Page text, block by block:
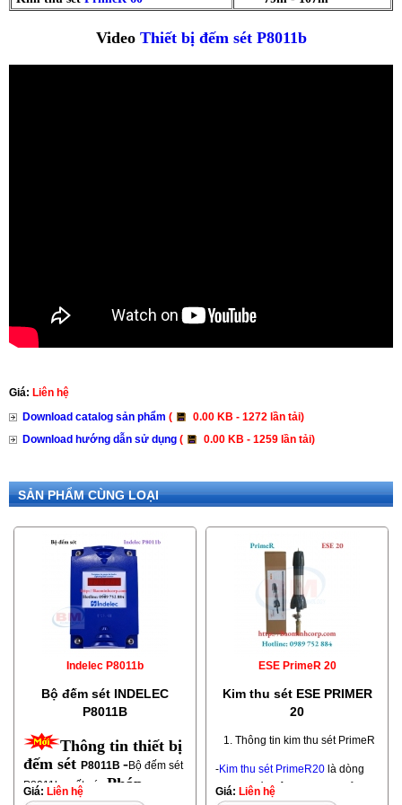
Video Thiết bị đếm sét P8011b
Giá: Liên hệ
Download catalog sản phẩm (
0.00 KB - 1272 lần tải)
Download hướng dẫn sử dụng ( 0.00 KB - 1259 lần tải)
SẢN PHẨM CÙNG LOẠI
Indelec P8011b
Bộ đếm sét INDELEC
P8011B
Thông tin thiết bị
đếm sét P8011B -Bộ đếm sét
P8011b xuất xứ:
Pháp -
Giá: Liên hệ
ESE PrimeR 20
Kim thu sét ESE PRIMER
20
1. Thông tin kim thu sét PrimeR
-Kim thu sét PrimeR20 là dòng
kim thu sét hiện đại, được sản
Giá: Liên hệ